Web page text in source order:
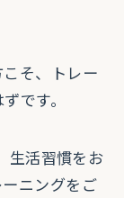
そ、トレー
です。
生活習慣をお
ニングをご